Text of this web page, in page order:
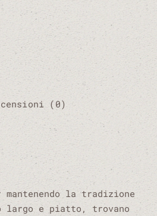
(0)
la tradizione
largo e piatto, trovano